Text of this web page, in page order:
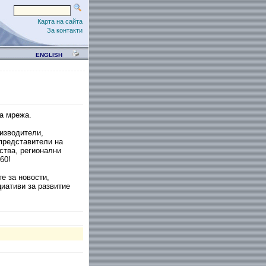
Карта на сайта
За контакти
ENGLISH
мрежа.
на
регионални
за новости,
за развитие